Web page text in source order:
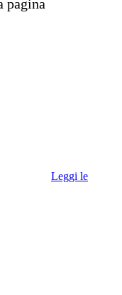
pagina
Leggi le